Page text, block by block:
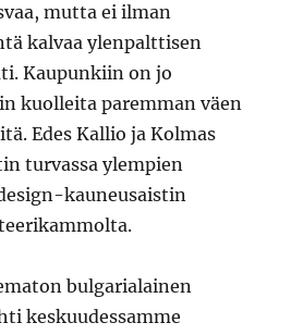
mutta ei ilman
kalvaa ylenpalttisen
Kaupunkiin on jo
kuolleita paremman väen
Edes Kallio ja Kolmas
turvassa ylempien
kauneusaistin
bulgarialainen
keskuudessamme